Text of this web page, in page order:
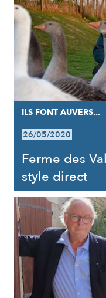
ILS FONT AUVERS...
26/05/2020
Ferme des
style direct